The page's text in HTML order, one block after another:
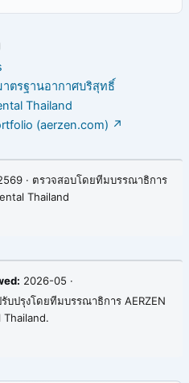
ตรฐานอากาศบริสุทธิ์
Thailand
(aerzen.com) ↗
· ตรวจสอบโดยทีมบรรณาธิการ
Thailand
2026-05 ·
บปรุงโดยทีมบรรณาธิการ AERZEN
Thailand.